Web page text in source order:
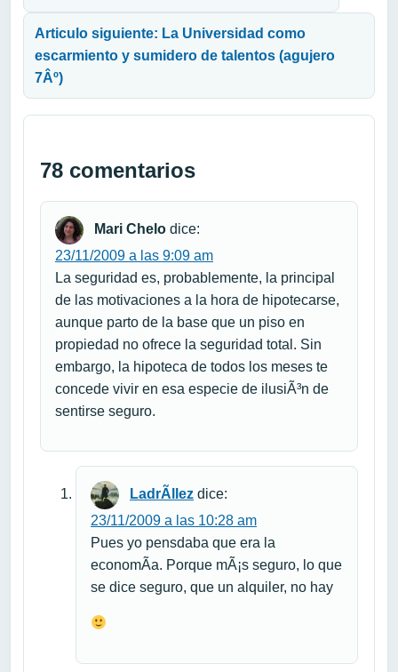
Articulo siguiente: La Universidad como
escarmiento y sumidero de talentos (agujero
7Âº)
78 comentarios
Mari Chelo dice:
23/11/2009 a las 9:09 am
La seguridad es, probablemente, la principal
de las motivaciones a la hora de hipotecarse,
aunque parto de la base que un piso en
propiedad no ofrece la seguridad total. Sin
embargo, la hipoteca de todos los meses te
concede vivir en esa especie de ilusiÃ³n de
sentirse seguro.
LadrÃ­llez dice:
23/11/2009 a las 10:28 am
Pues yo pensdaba que era la
economÃ­a. Porque mÃ¡s seguro, lo que
se dice seguro, que un alquiler, no hay